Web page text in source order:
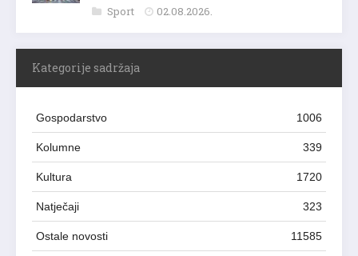
Sport 02.08.2026.
Kategorije sadržaja
Gospodarstvo 1006
Kolumne 339
Kultura 1720
Natječaji 323
Ostale novosti 11585